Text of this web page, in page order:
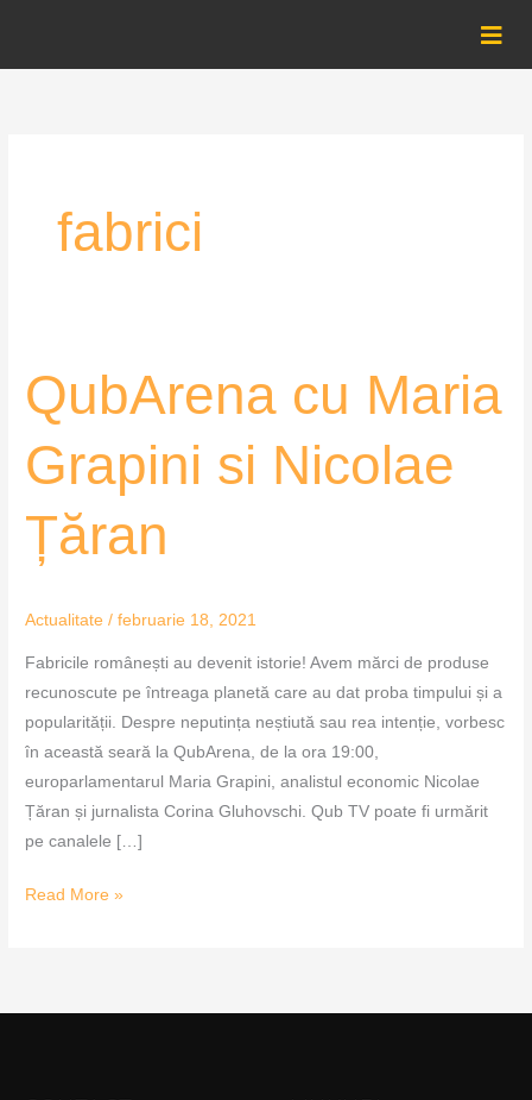
content
fabrici
QubArena cu Maria
Grapini si Nicolae
Țăran
Actualitate /februarie 18, 2021
Fabricile românești au devenit istorie! Avem mărci de produse
recunoscute pe întreaga planetă care au dat proba timpului și a
popularității. Despre neputința neștiută sau rea intenție, vorbesc
în această seară la QubArena, de la ora 19:00,
europarlamentarul Maria Grapini, analistul economic Nicolae
Țăran și jurnalista Corina Gluhovschi. Qub TV poate fi urmărit
pe canalele […]
QubArena
cu
Grapini
Nicolae
Țăran
Read More »